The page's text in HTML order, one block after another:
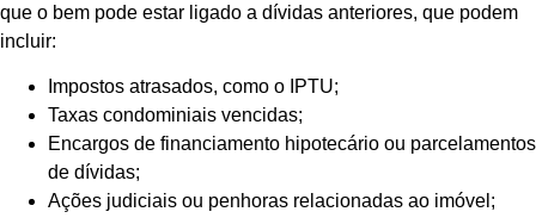
que o bem pode estar ligado a dívidas anteriores, que podem
incluir:
Impostos atrasados, como o IPTU;
Taxas condominiais vencidas;
Encargos de financiamento hipotecário ou parcelamentos
de dívidas;
Ações judiciais ou penhoras relacionadas ao imóvel;